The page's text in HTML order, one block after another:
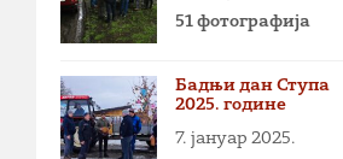
51 фотографија
Бадњи дан Ступа
2025. године
7. јануар 2025.